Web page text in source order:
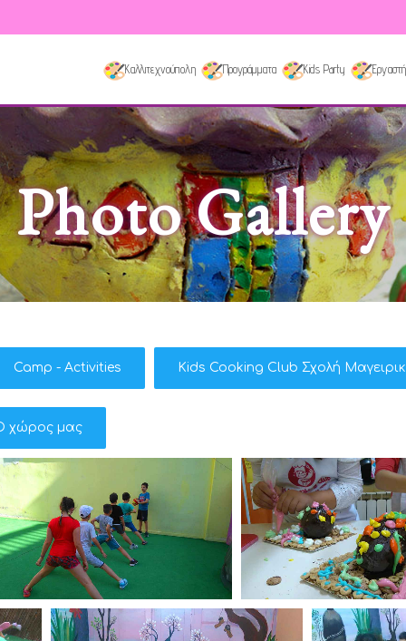
Καλλιτεχνούπολη Προγράμματα Kids Party
Photo Gallery
Camp - Activities Kids Cooking Club Σχολή
χώρος μας